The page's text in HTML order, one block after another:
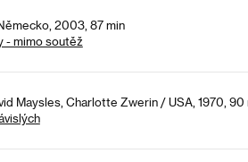
2003, 87 min
- mimo soutěž
Maysles, Charlotte Zwerin / USA, 1970, 90